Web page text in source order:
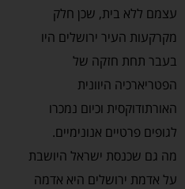
עצמם ללא בית, שכן חלק
מקרקעות העיר ירושלים היו
בעבר תחת חזקה של
הפטריארכיה היוונית
האורתודוקסית וכיום נמכרו
לגופים פרטיים אנונימיים.
מה גם שכנסת ישראל היושבת
על אדמת ירושלים היא אדמה